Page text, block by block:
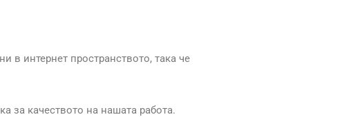
в интернет пространството, така че
за качеството на нашата работа.